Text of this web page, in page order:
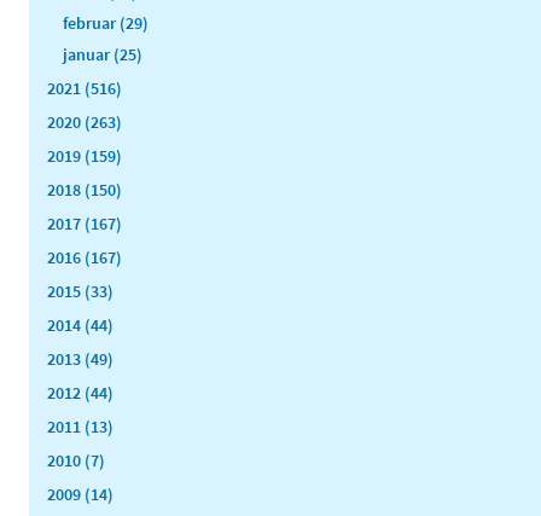
februar (29)
januar (25)
2021 (516)
2020 (263)
2019 (159)
2018 (150)
2017 (167)
2016 (167)
2015 (33)
2014 (44)
2013 (49)
2012 (44)
2011 (13)
2010 (7)
2009 (14)